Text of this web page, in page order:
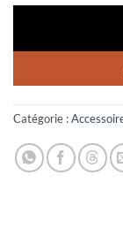
Catégorie :